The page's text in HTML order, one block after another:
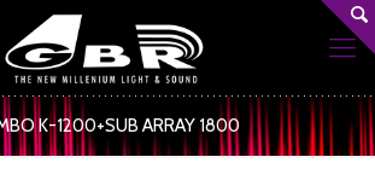
K-1200+SUB ARRAY 1800